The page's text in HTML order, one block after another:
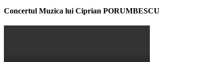
Concertul Muzica lui Ciprian PORUMBESCU